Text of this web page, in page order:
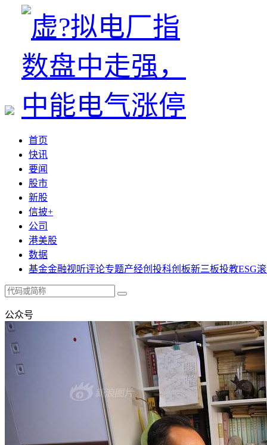
首页
快讯
要闻
股市
新股
信披+
公司
港美股
数据
基金金融视听评论专题产经创投科创板新三板投教ESG
公众号